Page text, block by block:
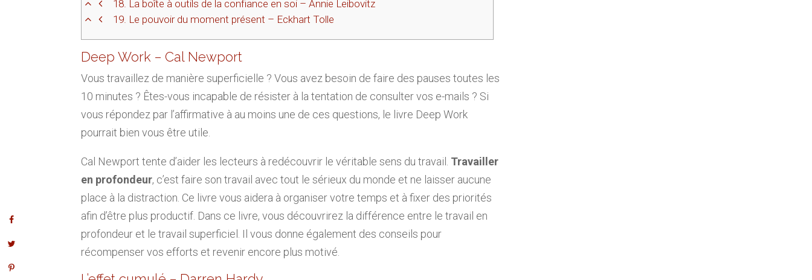
18. La boîte à outils de la confiance en soi – Annie Leibovitz
19. Le pouvoir du moment présent – Eckhart Tolle
Deep Work – Cal Newport
Vous travaillez de manière superficielle ? Vous avez besoin de faire des pauses toutes les
10 minutes ? Êtes-vous incapable de résister à la tentation de consulter vos e-mails ? Si
vous répondez par l’affirmative à au moins une de ces questions, le livre Deep Work
pourrait bien vous être utile.
Cal Newport tente d’aider les lecteurs à redécouvrir le véritable sens du travail. Travailler
en profondeur, c’est faire son travail avec tout le sérieux du monde et ne laisser aucune
place à la distraction. Ce livre vous aidera à organiser votre temps et à fixer des priorités
afin d’être plus productif. Dans ce livre, vous découvrirez la différence entre le travail en
profondeur et le travail superficiel. Il vous donne également des conseils pour
récompenser vos efforts et revenir encore plus motivé.